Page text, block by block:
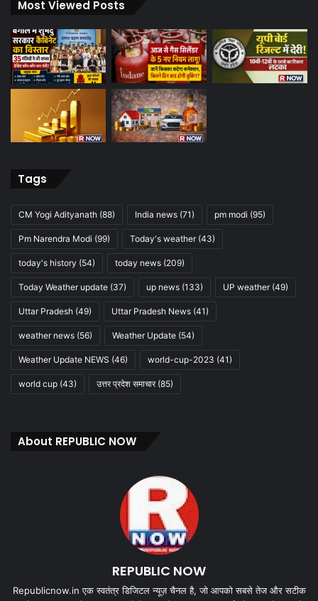
Most Viewed Posts
Tags
CM Yogi Adityanath (88) India news (71) pm modi (95)
Pm Narendra Modi (99) Today's weather(43)
today's history (54) today news (209)
Today Weather update (37) up news (133) UP weather(49)
Uttar Pradesh (49) Uttar Pradesh News (41)
weather news (56) Weather Update (54)
Weather Update NEWS (46) world-cup-2023 (41)
world cup (43) उत्तर प्रदेश समाचार(85)
About REPUBLIC NOW
REPUBLIC NOW
Republicnow.in एक स्वतंत्र डिजिटल न्यूज़ चैनल है, जो आपको सबसे तेज और सटीक